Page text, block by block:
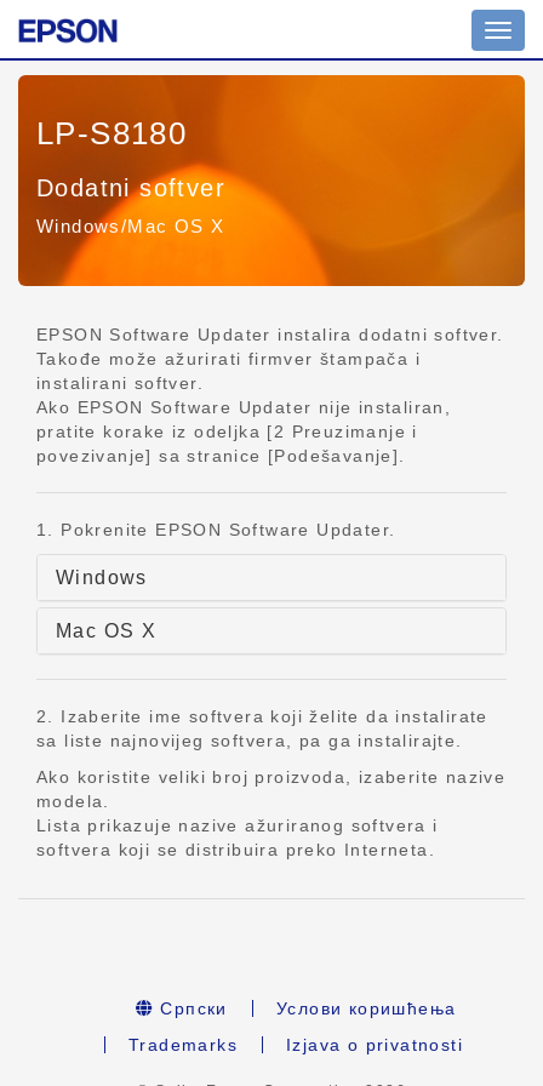
Izbor
LP-S8180
Dodatni softver
Windows/Mac OS X
EPSON Software Updater instalira dodatni softver.
Takođe može ažurirati firmver štampača i
instalirani softver.
Ako EPSON Software Updater nije instaliran,
pratite korake iz odeljka [2 Preuzimanje i
povezivanje] sa stranice [Podešavanje].
1. Pokrenite EPSON Software Updater.
Windows
Mac OS X
2. Izaberite ime softvera koji želite da instalirate
sa liste najnovijeg softvera, pa ga instalirajte.
Ako koristite veliki broj proizvoda, izaberite nazive
modela.
Lista prikazuje nazive ažuriranog softvera i
softvera koji se distribuira preko Interneta.
Српски
Услови коришћења
Trademarks
Izjava o privatnosti